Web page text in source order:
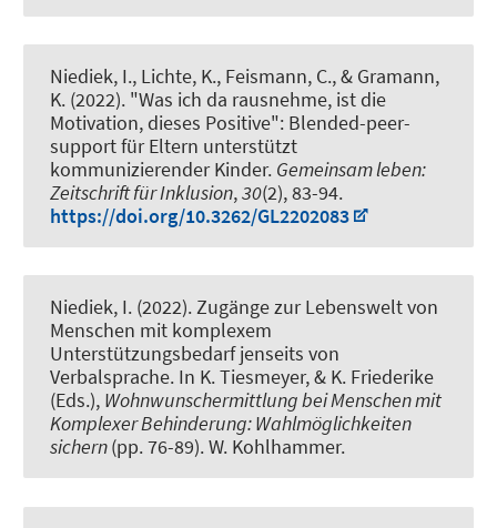
Niediek, I., Lichte, K., Feismann, C., & Gramann,
K. (2022). "Was ich da rausnehme, ist die
Motivation, dieses Positive": Blended-peer-
support für Eltern unterstützt
kommunizierender Kinder. Gemeinsam leben:
Zeitschrift für Inklusion,30(2), 83-94.
https://doi.org/10.3262/GL2202083
Niediek, I. (2022).Zugänge zur Lebenswelt von
Menschen mit komplexem
Unterstützungsbedarf jenseits von
Verbalsprache. In K. Tiesmeyer, & K. Friederike
(Eds.), Wohnwunschermittlung bei Menschen mit
Komplexer Behinderung: Wahlmöglichkeiten
sichern(pp. 76-89). W. Kohlhammer.